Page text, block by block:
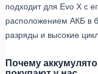
подходит для Evo X с
расположением АКБ в
разряды и высокие
Почему